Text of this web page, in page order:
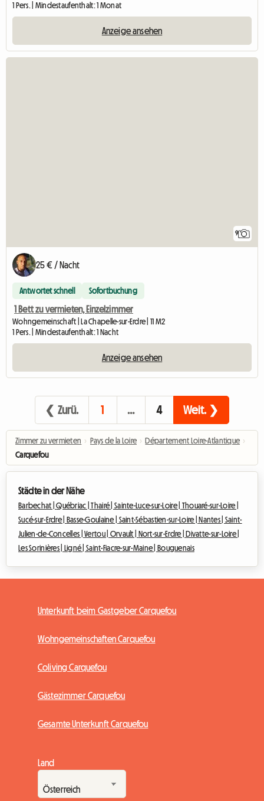
1 Pers. | Mindestaufenthalt: 1 Monat
Anzeige ansehen
9
25 € / Nacht
Antwortet schnell Sofortbuchung
1 Bett zu vermieten, Einzelzimmer
Wohngemeinschaft | La Chapelle-sur-Erdre | 11 M2
1 Pers. | Mindestaufenthalt: 1 Nacht
Anzeige ansehen
❮ Zurü. 1 … 4 Weit. ❯
Zimmer zu vermieten › Pays de la Loire › Département Loire-Atlantique ›
Carquefou
Städte in der Nähe
Barbechat |Québriac |Thairé | Sainte-Luce-sur-Loire | Thouaré-sur-Loire |
Sucé-sur-Erdre | Basse-Goulaine | Saint-Sébastien-sur-Loire |Nantes | Saint-
Julien-de-Concelles |Vertou | Orvault | Nort-sur-Erdre |Divatte-sur-Loire |
Les Sorinières | Ligné |Saint-Fiacre-sur-Maine |Bouguenais
Unterkunft beim Gastgeber Carquefou
Wohngemeinschaften Carquefou
Coliving Carquefou
Gästezimmer Carquefou
Gesamte Unterkunft Carquefou
Land